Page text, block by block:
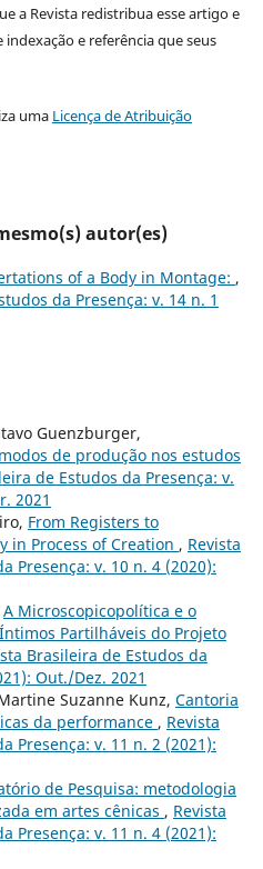
a Revista redistribua esse artigo e
e referência que seus
uma Licença de Atribuição
autor(es)
of a Body in Montage: ,
da Presença: v. 14 n. 1
Guenzburger,
de produção nos estudos
de Estudos da Presença: v.
2021
From Registers to
in Process of Creation , Revista
Presença: v. 10 n. 4 (2020):
A Microscopicopolítica e o
Partilháveis do Projeto
Brasileira de Estudos da
Out./Dez. 2021
Suzanne Kunz, Cantoria
da performance , Revista
Presença: v. 11 n. 2 (2021):
de Pesquisa: metodologia
em artes cênicas , Revista
Presença: v. 11 n. 4 (2021):